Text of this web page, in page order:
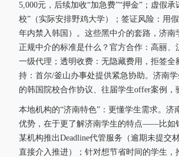
5,000元，后续加收“加急费”“押金”；虚假承
校”（实际安排野鸡大学）；签证风险：用
年内禁入韩国）。这些黑中介的套路，济南
正规中介的标准是什么？官方合作：高丽、
一级代理；透明收费：无隐藏费用，拒签全
持：首尔/釜山办事处提供紧急协助。济南
的韩国院校合作协议、往届学生offer案例，
本地机构的“济南特色”：更懂学生需求。济
优势，在于更了解济南学生的特点——比如
某机构推出Deadline代管服务（逾期未提交
直接介入推进）；针对想节省时间的学生，